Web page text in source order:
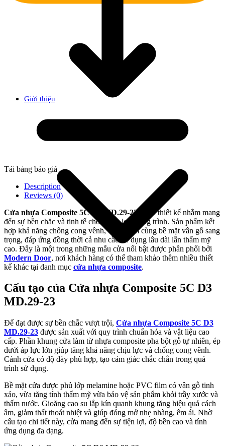
Giới thiệu
Giới thiệu công ty
Tải bảng báo giá
Description
Reviews (0)
Cửa nhựa Composite 5C D3 MD.29-23
được thiết kế nhằm mang
đến sự bền chắc và tinh tế cho nhiều loại công trình. Sản phẩm kết
hợp khả năng chống cong vênh, chống ẩm cùng bề mặt vân gỗ sang
trọng, đáp ứng đồng thời cả nhu cầu sử dụng lâu dài lẫn thẩm mỹ
cao. Đây là một trong những mẫu cửa nổi bật được phân phối bởi
Modern Door, nơi khách hàng có thể tham khảo thêm nhiều thiết
kế khác tại danh mục cửa nhựa composite.
Cấu tạo của Cửa nhựa Composite 5C D3
MD.29-23
Để đạt được sự bền chắc vượt trội, Cửa nhựa Composite 5C D3
MD.29-23 được sản xuất với quy trình chuẩn hóa và vật liệu cao
cấp. Phần khung cửa làm từ nhựa composite pha bột gỗ tự nhiên, ép
dưới áp lực lớn giúp tăng khả năng chịu lực và chống cong vênh.
Cánh cửa có độ dày phù hợp, tạo cảm giác chắc chắn trong quá
trình sử dụng.
Bề mặt cửa được phủ lớp melamine hoặc PVC film có vân gỗ tinh
xảo, vừa tăng tính thẩm mỹ vừa bảo vệ sản phẩm khỏi trầy xước và
thấm nước. Gioăng cao su lắp kín quanh khung tăng hiệu quả cách
âm, giảm thất thoát nhiệt và giúp đóng mở nhẹ nhàng, êm ái. Nhờ
cấu tạo chi tiết này, cửa mang đến sự tiện lợi, độ bền cao và tính
ứng dụng đa dạng.